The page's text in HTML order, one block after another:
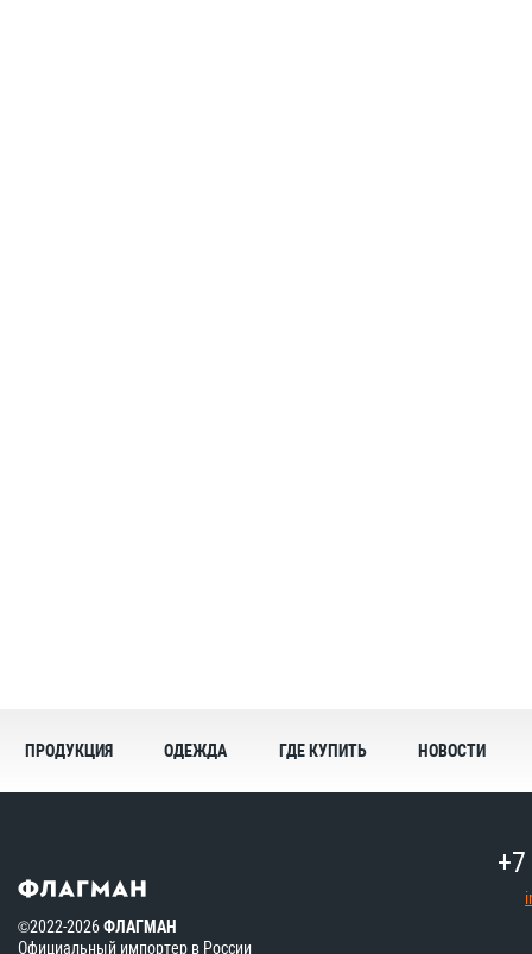
ПРОДУКЦИЯ ОДЕЖДА ГДЕ КУПИТЬ НОВОСТИ
©2022-2026ФЛАГМАН
Официальный импортер в России